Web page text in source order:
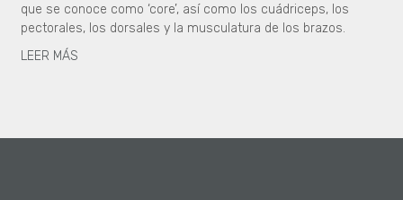
que se conoce como ‘core’, así como los cuádriceps, los
pectorales, los dorsales y la musculatura de los brazos.
LEER MÁS